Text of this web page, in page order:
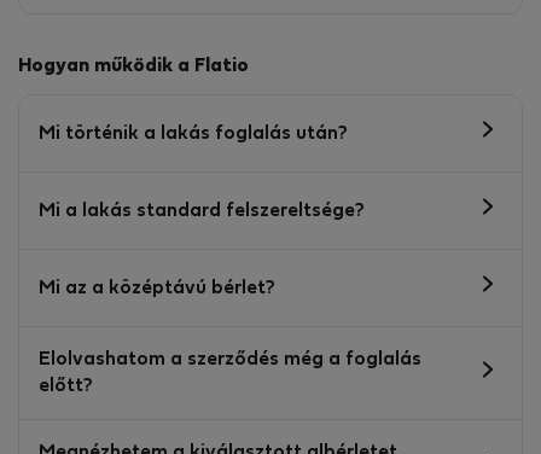
Hogyan működik a Flatio
Mi történik a lakás foglalás után?
Mi a lakás standard felszereltsége?
Mi az a középtávú bérlet?
Elolvashatom a szerződés még a foglalás
előtt?